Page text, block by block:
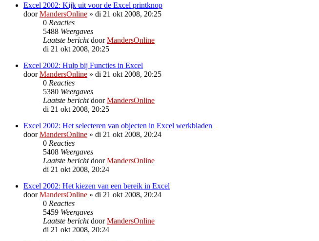
Excel 2002: Kijk uit voor de Excel printknop
doorMandersOnline » di 21 okt 2008, 20:25
0 Reacties
5488 Weergaves
Laatste berichtdoorMandersOnline
di 21 okt 2008, 20:25
Excel 2002: Hulp bij Functies in Excel
doorMandersOnline » di 21 okt 2008, 20:25
0 Reacties
5380 Weergaves
Laatste berichtdoorMandersOnline
di 21 okt 2008, 20:25
Excel 2002: Het selecteren van objecten in Excel werkbladen
doorMandersOnline » di 21 okt 2008, 20:24
0 Reacties
5408 Weergaves
Laatste berichtdoorMandersOnline
di 21 okt 2008, 20:24
Excel 2002: Het kiezen van een bereik in Excel
doorMandersOnline » di 21 okt 2008, 20:24
0 Reacties
5459 Weergaves
Laatste berichtdoorMandersOnline
di 21 okt 2008, 20:24